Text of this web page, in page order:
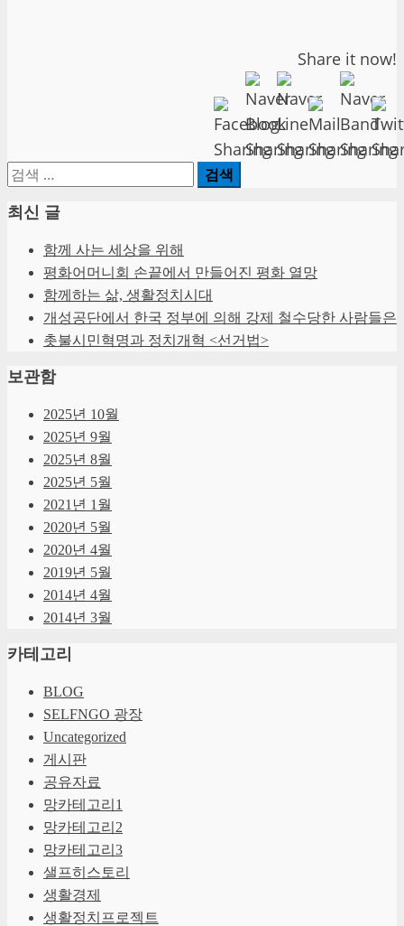
Share it now!
검
최신 글
함께 사는 세상을 위해
평화어머니회 손끝에서 만들어진 평화 열망
함께하는 삶, 생활정치시대
개성공단에서 한국 정부에 의해 강제 철수당한 사람들은
촛불시민혁명과 정치개혁 <선거법>
보관함
2025년 10월
2025년 9월
2025년 8월
2025년 5월
2021년 1월
2020년 5월
2020년 4월
2019년 5월
2014년 4월
2014년 3월
카테고리
BLOG
SELFNGO 광장
Uncategorized
게시판
공유자료
망카테고리1
망카테고리2
망카테고리3
샐프히스토리
생활경제
생활정치프로젝트